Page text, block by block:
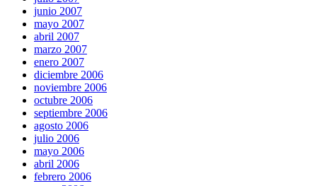
junio 2007
mayo 2007
abril 2007
marzo 2007
enero 2007
diciembre 2006
noviembre 2006
octubre 2006
septiembre 2006
agosto 2006
julio 2006
mayo 2006
abril 2006
febrero 2006